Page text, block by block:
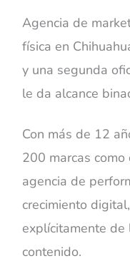
Agencia de
física en
y una segunda
le da alcance
Con más de 12
200 marcas como
agencia de
crecimiento
explícitamente de
contenido.